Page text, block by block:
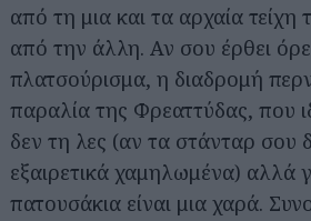
από τη μια και τα αρχαία τείχη
από την άλλη. Αν σου έρθει
πλατσούρισμα, η διαδρομή
παραλία της Φρεαττύδας, που
δεν τη λες (αν τα στάνταρ σου
εξαιρετικά χαμηλωμένα) αλλά
πατουσάκια είναι μια χαρά.